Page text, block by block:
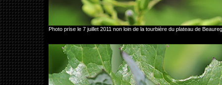
Photo prise le 7 juillet 2011 non loin de la tourbière du plateau de